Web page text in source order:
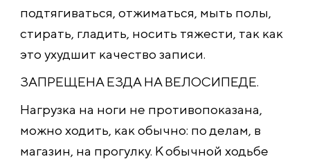
подтягиваться, отжиматься, мыть полы,
стирать, гладить, носить тяжести, так как
это ухудшит качество записи.
ЗАПРЕЩЕНА ЕЗДА НА ВЕЛОСИПЕДЕ.
Нагрузка на ноги не противопоказана,
можно ходить, как обычно: по делам, в
магазин, на прогулку. К обычной ходьбе